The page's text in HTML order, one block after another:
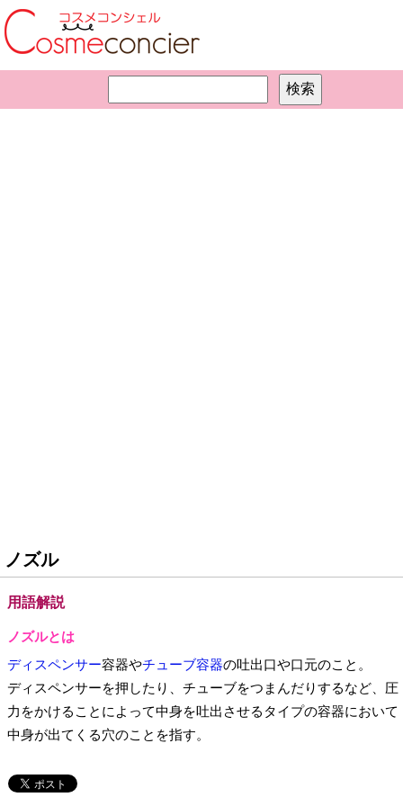
ノズル
用語解説
ノズルとは
ディスペンサー容器やチューブ容器の吐出口や口元のこと。
ディスペンサーを押したり、チューブをつまんだりするなど、圧
力をかけることによって中身を吐出させるタイプの容器において
中身が出てくる穴のことを指す。